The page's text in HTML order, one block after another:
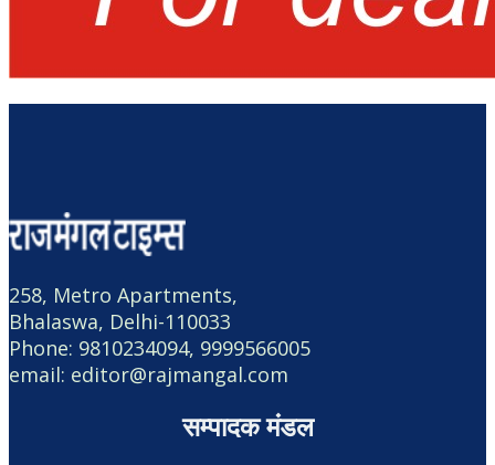
258, Metro Apartments,
Bhalaswa, Delhi-110033
Phone: 9810234094, 9999566005
email: editor@rajmangal.com
सम्पादक मंडल